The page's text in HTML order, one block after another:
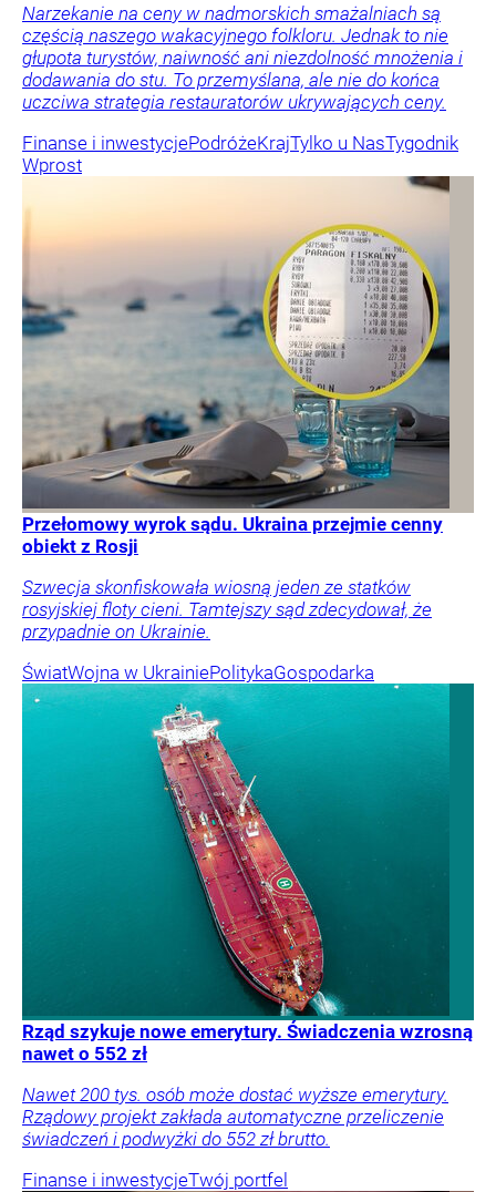
Narzekanie na ceny w nadmorskich smażalniach są
częścią naszego wakacyjnego folkloru. Jednak to nie
głupota turystów, naiwność ani niezdolność mnożenia i
dodawania do stu. To przemyślana, ale nie do końca
uczciwa strategia restauratorów ukrywających ceny.
Finanse i inwestycjePodróżeKrajTylko u NasTygodnik
Wprost
Przełomowy wyrok sądu. Ukraina przejmie cenny
obiekt z Rosji
Szwecja skonfiskowała wiosną jeden ze statków
rosyjskiej floty cieni. Tamtejszy sąd zdecydował, że
przypadnie on Ukrainie.
ŚwiatWojna w UkrainiePolitykaGospodarka
Rząd szykuje nowe emerytury. Świadczenia wzrosną
nawet o 552 zł
Nawet 200 tys. osób może dostać wyższe emerytury.
Rządowy projekt zakłada automatyczne przeliczenie
świadczeń i podwyżki do 552 zł brutto.
Finanse i inwestycjeTwój portfel